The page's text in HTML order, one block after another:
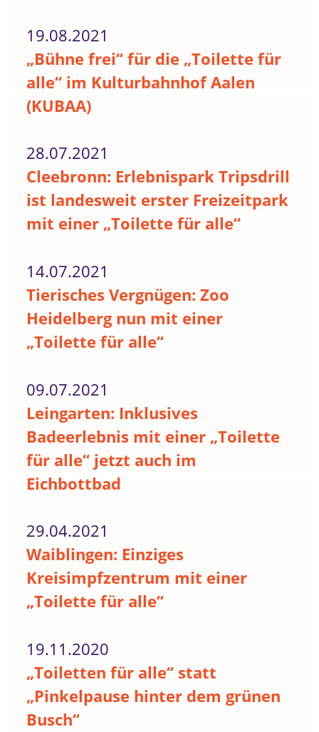
19.08.2021
„Bühne frei“ für die „Toilette für
alle“ im Kulturbahnhof Aalen
(KUBAA)
28.07.2021
Cleebronn: Erlebnispark Tripsdrill
ist landesweit erster Freizeitpark
mit einer „Toilette für alle“
14.07.2021
Tierisches Vergnügen: Zoo
Heidelberg nun mit einer
„Toilette für alle“
09.07.2021
Leingarten: Inklusives
Badeerlebnis mit einer „Toilette
für alle“ jetzt auch im
Eichbottbad
29.04.2021
Waiblingen: Einziges
Kreisimpfzentrum mit einer
„Toilette für alle“
19.11.2020
„Toiletten für alle“ statt
„Pinkelpause hinter dem grünen
Busch“